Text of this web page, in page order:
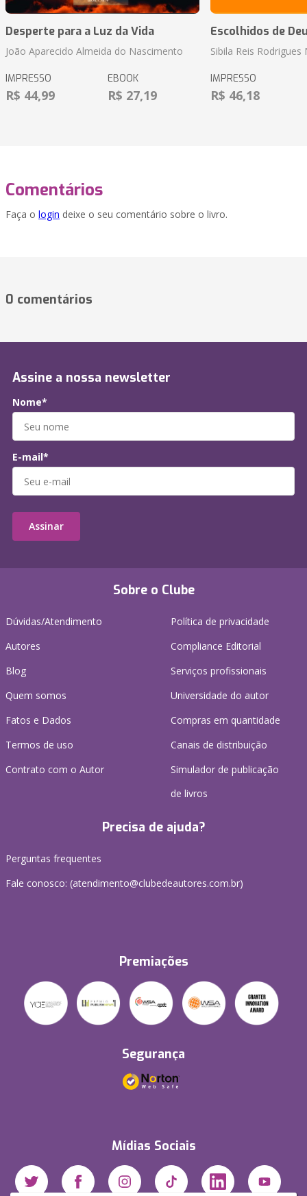
Desperte para a Luz da Vida
João Aparecido Almeida do Nascimento
IMPRESSO
R$ 44,99
EBOOK
R$ 27,19
Escolhidos de
Sibila Reis
IMPRESSO
R$ 46,18
Comentários
Faça o login deixe o seu comentário sobre o livro.
0 comentários
Sobre o Clube
Dúvidas/Atendimento
Autores
Blog
Quem somos
Fatos e Dados
Termos de uso
Contrato com o Autor
Política de privacidade
Compliance Editorial
Serviços profissionais
Universidade do autor
Compras em quantidade
Canais de distribuição
Simulador de publicação
de livros
Precisa de ajuda?
Perguntas frequentes
Fale conosco: (atendimento@clubedeautores.com.br)
Premiações
Segurança
Mídias Sociais
Assine a nossa newsletter
Nome*
E-mail*
Assinar